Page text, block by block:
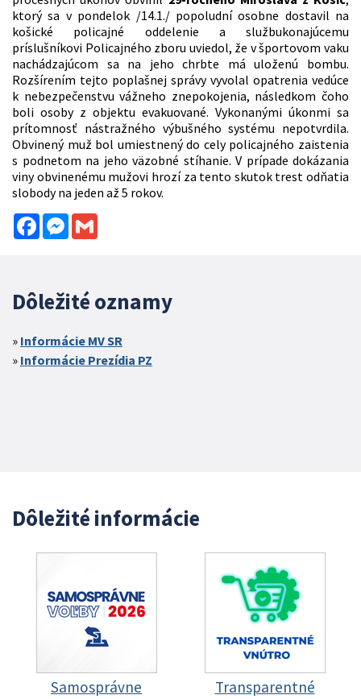
ktorý sa v pondelok /14.1./ popoludní osobne dostavil na
košické policajné oddelenie a službukonajúcemu
príslušníkovi Policajného zboru uviedol, že v športovom vaku
nachádzajúcom sa na jeho chrbte má uloženú bombu.
Rozšírením tejto poplašnej správy vyvolal opatrenia vedúce
k nebezpečenstvu vážneho znepokojenia, následkom čoho
boli osoby z objektu evakuované. Vykonanými úkonmi sa
prítomnosť nástražného výbušného systému nepotvrdila.
Obvinený muž bol umiestnený do cely policajného zaistenia
s podnetom na jeho väzobné stíhanie. V prípade dokázania
viny obvinenému mužovi hrozí za tento skutok trest odňatia
slobody na jeden až 5 rokov.
FacebookMessenger
Dôležité oznamy
Informácie MV SR
Informácie Prezídia PZ
Dôležité informácie
Samosprávne
Transparentné